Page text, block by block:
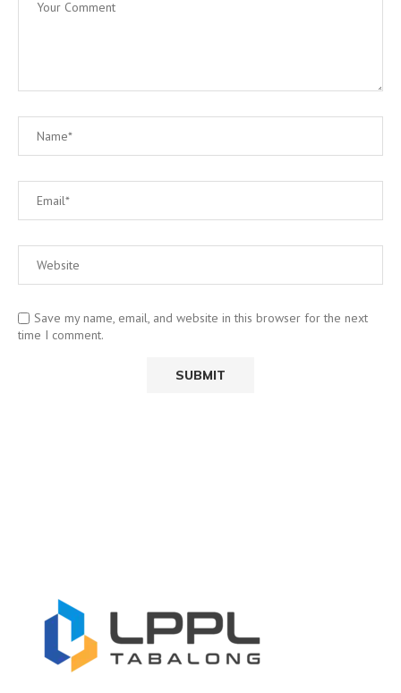
Save my name, email, and website in this browser for the next
time I comment.